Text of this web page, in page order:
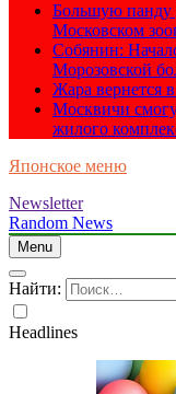
Большую панду
Московском
Собянин:
Морозовской
Жара вернется
Москвичи
жилого
Японское меню
Newsletter
Random News
Menu
Найти:
Headlines